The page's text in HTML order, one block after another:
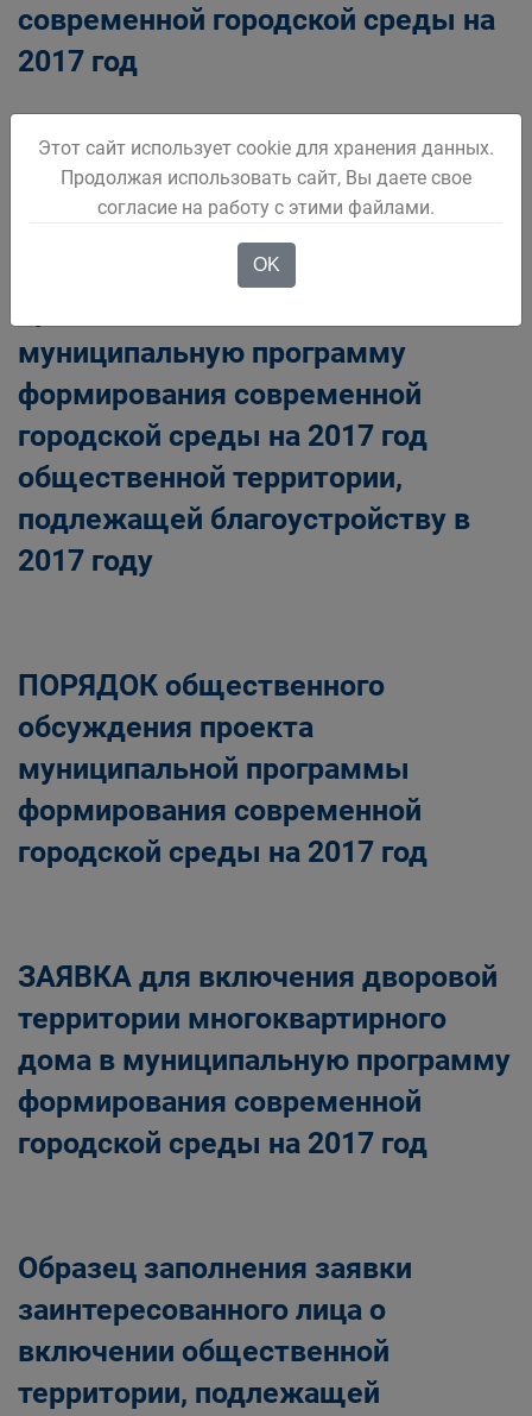
современной городской среды на
2017 год
ПОРЯДОК представления,
рассмотрения и оценки
предложений граждан,
муниципальную программу
формирования современной
городской среды на 2017 год
общественной территории,
подлежащей благоустройству в
2017 году
ПОРЯДОК общественного
обсуждения проекта
муниципальной программы
формирования современной
городской среды на 2017 год
ЗАЯВКА для включения дворовой
территории многоквартирного
дома в муниципальную программу
формирования современной
городской среды на 2017 год
Образец заполнения заявки
заинтересованного лица о
включении общественной
территории, подлежащей
Этот сайт использует cookie для хранения данных.
Продолжая использовать сайт, Вы даете свое
согласие на работу с этими файлами.
OK